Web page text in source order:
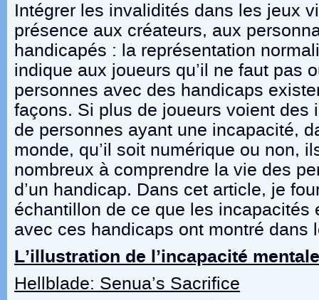
Intégrer les invalidités dans les jeux
présence aux créateurs, aux
handicapés : la représentation
indique aux joueurs qu’il ne faut pas
personnes avec des handicaps
façons. Si plus de joueurs voient des
de personnes ayant une incapacité,
monde, qu’il soit numérique ou non,
nombreux à comprendre la vie des
d’un handicap. Dans cet article, je
échantillon de ce que les incapacités
avec ces handicaps ont montré dans
L’illustration de l’incapacité
Hellblade: Senua’s Sacrifice